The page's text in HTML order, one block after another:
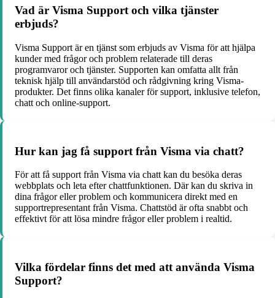
Vad är Visma Support och vilka tjänster
erbjuds?
Visma Support är en tjänst som erbjuds av Visma för att hjälpa
kunder med frågor och problem relaterade till deras
programvaror och tjänster. Supporten kan omfatta allt från
teknisk hjälp till användarstöd och rådgivning kring Visma-
produkter. Det finns olika kanaler för support, inklusive telefon,
chatt och online-support.
Hur kan jag få support från Visma via chatt?
För att få support från Visma via chatt kan du besöka deras
webbplats och leta efter chattfunktionen. Där kan du skriva in
dina frågor eller problem och kommunicera direkt med en
supportrepresentant från Visma. Chattstöd är ofta snabbt och
effektivt för att lösa mindre frågor eller problem i realtid.
Vilka fördelar finns det med att använda Visma
Support?